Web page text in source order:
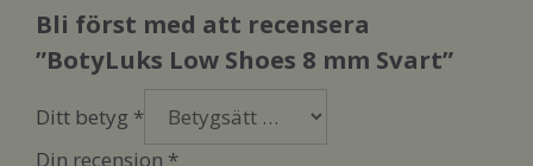
Bli först med att recensera
”BotyLuks Low Shoes 8 mm Svart”
Ditt betyg *
Din recension *